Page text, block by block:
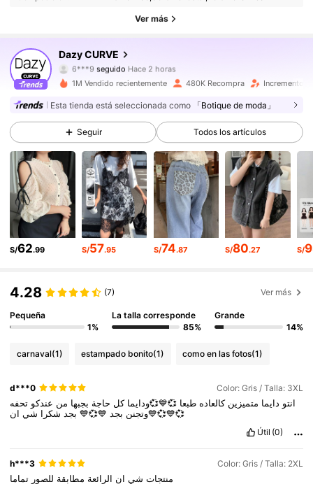
Ver más
Dazy CURVE
6***9 seguido Hace 2 horas
4.85
402K Seguidores
4.85 402K Seguidores
4.85 402K Seguidores
4.85 402K Seguidores
4.85 402K Seguidores
4.85 402K Seguidores
1M Vendido recientemente 480K Recompra Incremento
Esta tienda está seleccionada como 「Botique de moda」
Seguir Todos los artículos
S/62.99 S/57.95 S/74.87 S/80.27 S/
4.28 (7) Ver más
Pequeña
1%
La talla corresponde
85%
Grande
14%
carnaval(1) estampado bonito(1) como en las fotos(1)
d***0 Color: Gris / Talla: 3XL
انتو دايما متميزينكالعاده طبعا 💞💙💞ودايماكل حاجة بجبها من عندكو تحفه
وتجنن بجد 💙💞💙 بجد شكرا شي ان💙💞💙💞
Útil (0)
h***3 Color: Gris / Talla: 2XL
منتجات شي ان الرائعة مطابقة للصور تماما